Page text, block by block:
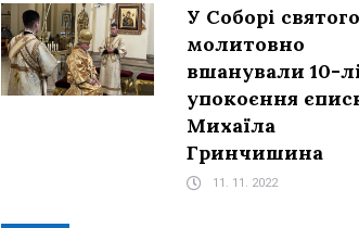
У Соборі
молитовно
вшанували 10-
упокоєння
Михаїла
Гринчишина
11. 11. 2022